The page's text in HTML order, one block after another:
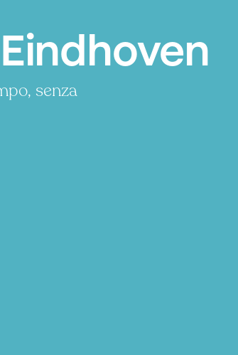
senza